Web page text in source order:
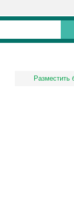
Разместить